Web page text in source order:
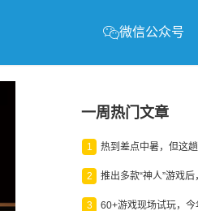
微信公众号
一周热门文章
1 热到差点中暑，但这
2
3 60+游戏现场试玩，